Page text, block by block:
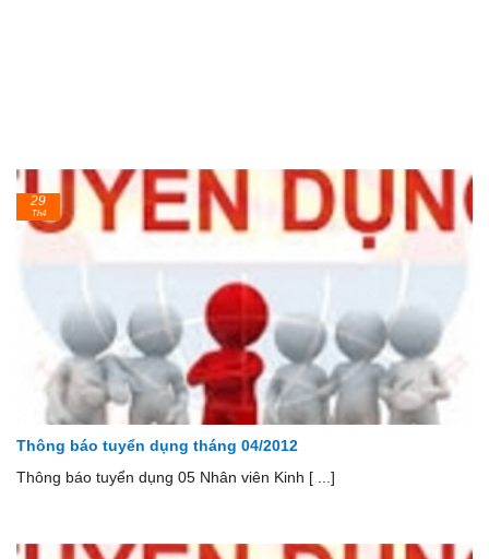
Thông báo tuyển dụng tháng 04/2012
Thông báo tuyển dụng 05 Nhân viên Kinh [ ...]
29
Th4